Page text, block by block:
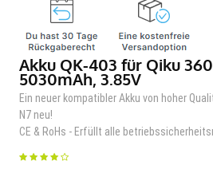
Akku QK-403 für Qiku
5030mAh, 3.85V
Ein neuer kompatibler Akku von hoher
N7 neu!
CE & RoHs - Erfüllt alle